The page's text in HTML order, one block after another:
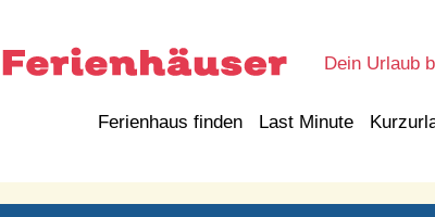
Dein Urlaub
Ferienhaus finden Last Minute